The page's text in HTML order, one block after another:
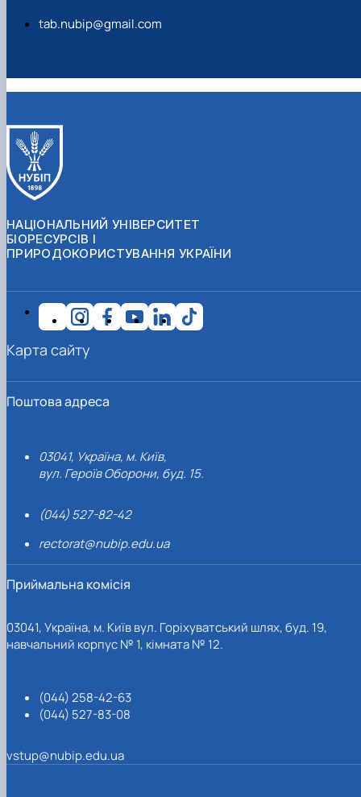
tab.nubip@gmail.com
НАЦІОНАЛЬНИЙ УНІВЕРСИТЕТ
БІОРЕСУРСІВ І
ПРИРОДОКОРИСТУВАННЯ УКРАЇНИ
Поштова адреса
03041, Україна, м. Київ,
вул. Героїв Оборони, буд. 15.
(044) 527-82-42
rectorat@nubip.edu.ua
Приймальна комісія
03041, Україна, м. Київ вул. Горіхуватський шлях, буд. 19,
навчальний корпус № 1, кімната № 12.
(044) 258-42-63
(044) 527-83-08
vstup@nubip.edu.ua
Карта сайту